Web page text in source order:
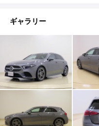
ギャラリー